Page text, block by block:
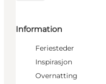
Information
Feriesteder
Inspirasjon
Overnatting